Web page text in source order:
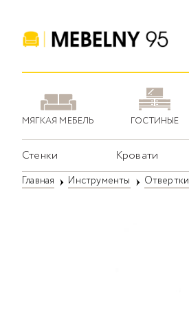
МЯГКАЯ МЕБЕЛЬ ГОСТИНЫЕ
Стенки Кровати
Главная Инструменты Отвертки